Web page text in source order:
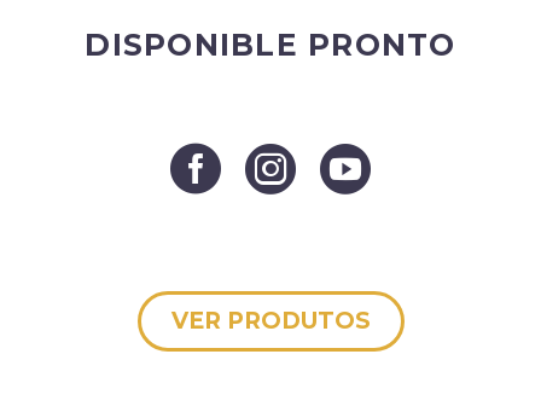
DISPONIBLE PRONTO
VER PRODUTOS